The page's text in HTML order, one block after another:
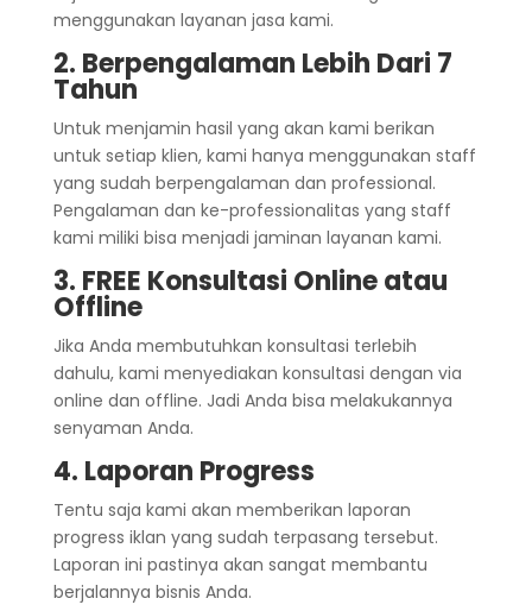
menggunakan layanan jasa kami.
2. Berpengalaman Lebih Dari 7
Tahun
Untuk menjamin hasil yang akan kami berikan
untuk setiap klien, kami hanya menggunakan staff
yang sudah berpengalaman dan professional.
Pengalaman dan ke-professionalitas yang staff
kami miliki bisa menjadi jaminan layanan kami.
3. FREE Konsultasi Online atau
Offline
Jika Anda membutuhkan konsultasi terlebih
dahulu, kami menyediakan konsultasi dengan via
online dan offline. Jadi Anda bisa melakukannya
senyaman Anda.
4. Laporan Progress
Tentu saja kami akan memberikan laporan
progress iklan yang sudah terpasang tersebut.
Laporan ini pastinya akan sangat membantu
berjalannya bisnis Anda.